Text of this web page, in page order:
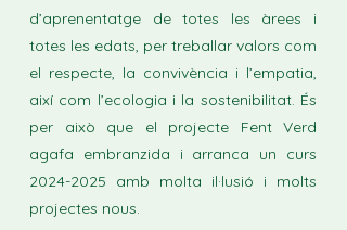
d’aprenentatge de totes les àrees i
totes les edats, per treballar valors com
el respecte, la convivència i l’empatia,
així com l’ecologia i la sostenibilitat. És
per això que el projecte Fent Verd
agafa embranzida i arranca un curs
2024-2025 amb molta il·lusió i molts
projectes nous.